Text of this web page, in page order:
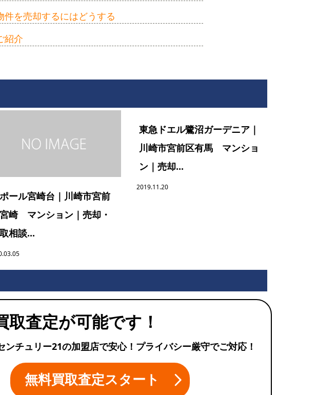
を売却するにはどうする
紹介
ール宮崎台｜川崎市宮前
崎 マンション｜売却・
相談...
東急ドエル鷺沼ガーデニア｜
川崎市宮前区有馬 マンショ
ン｜売却...
2019.11.20
査定が可能です！
ンチュリー21の加盟店で安心！プライバシー厳守でご対応！
無料買取査定スタート